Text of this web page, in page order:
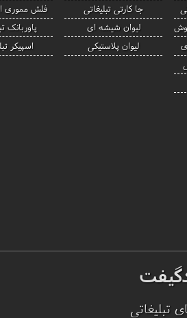
جا کارتی تبلیغاتی
لیوان شیشه ای
لیوان پلاستیکی
فلش مموری
پاوربانک
اسپیکر
تبلیغاتی